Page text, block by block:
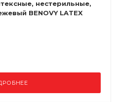
нестерильные,
BENOVY LATEX